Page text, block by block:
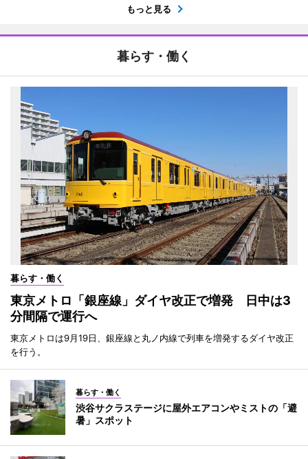
もっと見る
暮らす・働く
暮らす・働く
東京メトロ「銀座線」ダイヤ改正で増発 日中は3
分間隔で運行へ
東京メトロは9月19日、銀座線と丸ノ内線で列車を増発するダイヤ改正
を行う。
暮らす・働く
渋谷サクラステージに屋外エアコンやミストの「避
暑」スポット